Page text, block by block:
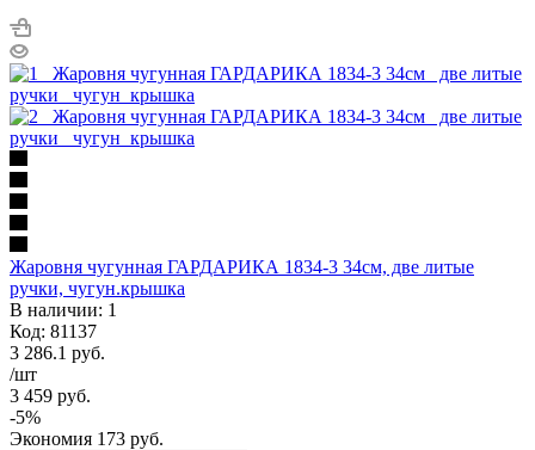
Жаровня чугунная ГАРДАРИКА 1834-3 34см, две литые
ручки, чугун.крышка
В наличии: 1
Код: 81137
3 286.1 руб.
/шт
3 459 руб.
-5%
Экономия 173 руб.